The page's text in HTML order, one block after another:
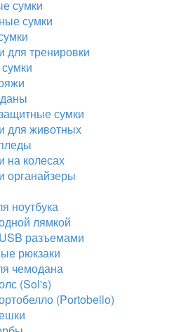
сумки
сумки
для тренировки
сумки
для животных
на колесах
органайзеры
ноутбука
лямкой
разъемами
рюкзаки
чемодана
(Sol's)
(Portobello)